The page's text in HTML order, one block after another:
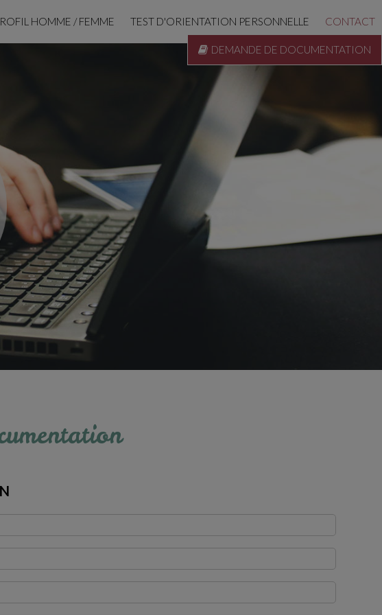
HOMME / FEMME TEST D'ORIENTATION PERSONNELLE CONTACT
DEMANDE DE DOCUMENTATION